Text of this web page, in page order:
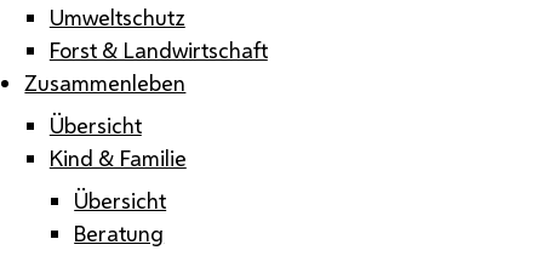
Umweltschutz
Forst & Landwirtschaft
Zusammenleben
Übersicht
Kind & Familie
Übersicht
Beratung